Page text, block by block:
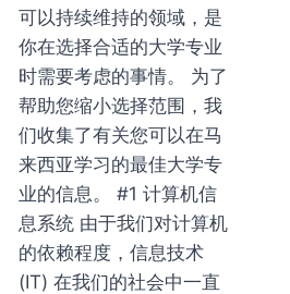
可以持续维持的领域，是
你在选择合适的大学专业
时需要考虑的事情。 为了
帮助您缩小选择范围，我
们收集了有关您可以在马
来西亚学习的最佳大学专
业的信息。 #1 计算机信
息系统 由于我们对计算机
的依赖程度，信息技术
(IT) 在我们的社会中一直